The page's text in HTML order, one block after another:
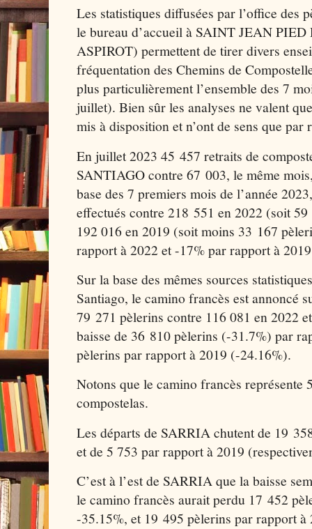
Les statistiques diffusées par l’office des
le bureau d’accueil à SAINT JEAN
ASPIROT) permettent de tirer divers
fréquentation des Chemins de
plus particulièrement l’ensemble des 7
juillet). Bien sûr les analyses ne valent
mis à disposition et n’ont de sens que par
En juillet 2023 45 457 retraits de
SANTIAGO contre 67 003, le même
base des 7 premiers mois de l’année
effectués contre 218 551 en 2022 (soit
192 016 en 2019 (soit moins 33 167
rapport à 2022 et -17% par rapport à
Sur la base des mêmes sources
Santiago, le camino francès est annoncé
79 271 pèlerins contre 116 081 en 2022
baisse de 36 810 pèlerins (-31.7%) par
pèlerins par rapport à 2019 (-24.16%).
Notons que le camino francès représente
compostelas.
Les départs de SARRIA chutent de 19
et de 5 753 par rapport à 2019
C’est à l’est de SARRIA que la baisse
le camino francès aurait perdu 17 452
-35.15%, et 19 495 pèlerins par rapport à